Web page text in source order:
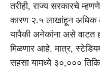
तरीही, राज्य सरकारचे
कारण २.५ लाखांहून अधिक
यापैकी अनेकांना असे वाटत
मिळणार आहे. मात्र,
सहसा यामध्ये ३०,०००